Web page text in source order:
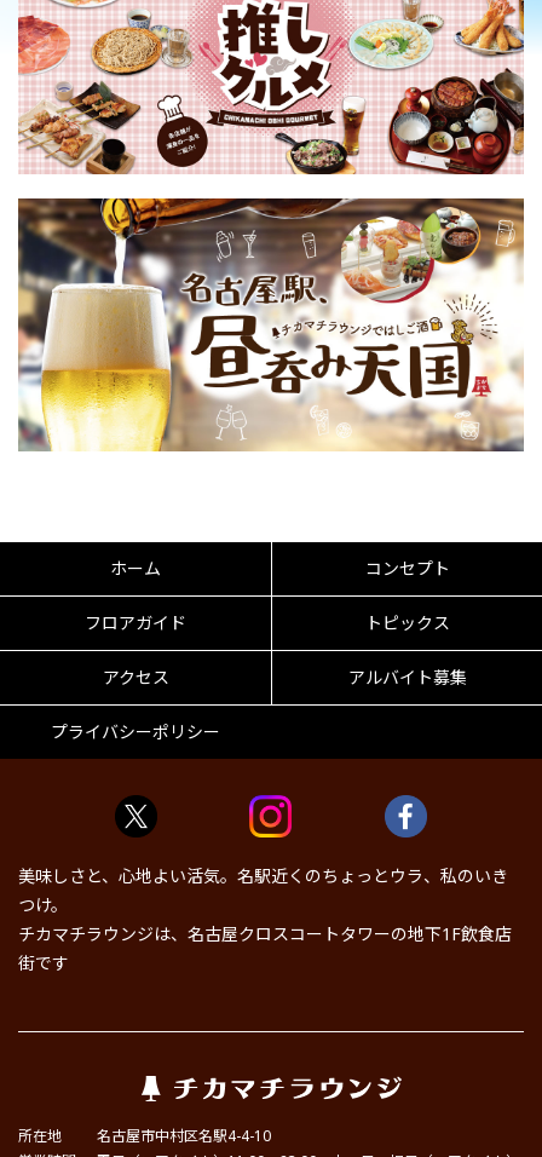
ホーム コンセプト
フロアガイド トピックス
アクセス アルバイト募集
プライバシーポリシー
美味しさと、心地よい活気。名駅近くのちょっとウラ、私のいき
つけ。
チカマチラウンジは、名古屋クロスコートタワーの地下1F飲食店
街です
所在地
名古屋市中村区名駅4-4-10